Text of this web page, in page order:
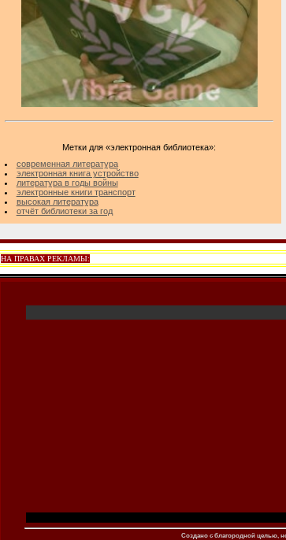
Метки для «электронная библиотека»:
современная литература
электронная книга устройство
литература в годы войны
электронные книги транспорт
высокая литература
отчёт библиотеки за год
НА ПРАВАХ РЕКЛАМЫ:
Создано c благородной целью,